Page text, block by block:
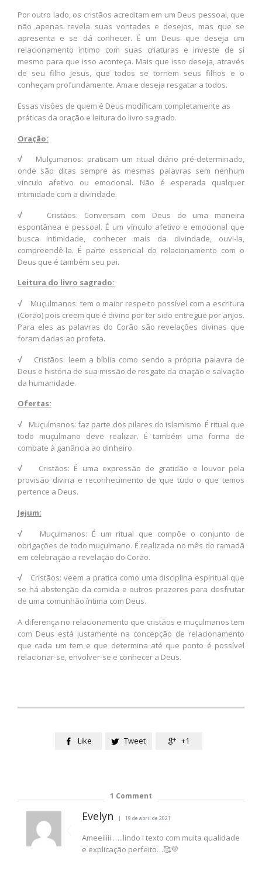
Por outro lado, os cristãos acreditam em um Deus pessoal, que
não apenas revela suas vontades e desejos, mas que se
apresenta e se dá conhecer. É um Deus que deseja um
relacionamento intimo com suas criaturas e investe de si
mesmo para que isso aconteça. Mais que isso deseja, através
de seu filho Jesus, que todos se tornem seus filhos e o
conheçam profundamente. Ama e deseja resgatar a todos.
Essas visões de quem é Deus modificam completamente as
práticas da oração e leitura do livro sagrado.
Oração:
√Mulçumanos: praticam um ritual diário pré-determinado,
onde são ditas sempre as mesmas palavras sem nenhum
vínculo afetivo ou emocional. Não é esperada qualquer
intimidade com a divindade.
√Cristãos: Conversam com Deus de uma maneira
espontânea e pessoal. É um vínculo afetivo e emocional que
busca intimidade, conhecer mais da divindade, ouvi-la,
compreendê-la. É parte essencial do relacionamento com o
Deus que é também seu pai.
Leitura do livro sagrado:
√Muçulmanos: tem o maior respeito possível com a escritura
(Corão) pois creem que é divino por ter sido entregue por anjos.
Para eles as palavras do Corão são revelações divinas que
foram dadas ao profeta.
√Cristãos: leem a bíblia como sendo a própria palavra de
Deus e história de sua missão de resgate da criação e salvação
da humanidade.
Ofertas:
√Muçulmanos: faz parte dos pilares do islamismo. É ritual que
todo muçulmano deve realizar. É também uma forma de
combate à ganância ao dinheiro.
√Cristãos: É uma expressão de gratidão e louvor pela
provisão divina e reconhecimento de que tudo o que temos
pertence a Deus.
Jejum:
√Muçulmanos: É um ritual que compõe o conjunto de
obrigações de todo muçulmano. É realizada no mês do ramadã
em celebração a revelação do Corão.
√Cristãos: veem a pratica como uma disciplina espiritual que
se há abstenção da comida e outros prazeres para desfrutar
de uma comunhão íntima com Deus.
A diferença no relacionamento que cristãos e muçulmanos tem
com Deus está justamente na concepção de relacionamento
que cada um tem e que determina até que ponto é possível
relacionar-se, envolver-se e conhecer a Deus.
 Like  Tweet  +1
1 Comment
Evelyn 19 de abril de 2021
Ameeiiiii …..lindo ! texto com muita qualidade
e explicação perfeito…🥰💜